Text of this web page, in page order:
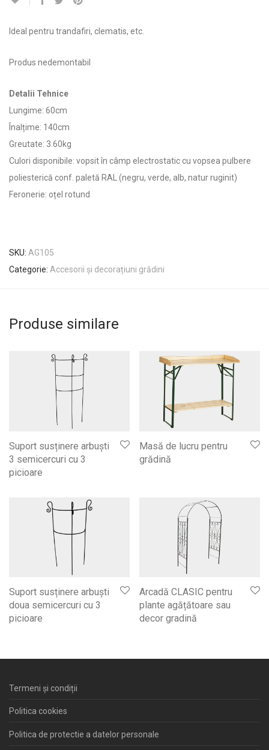
Ideal pentru trandafiri, clematis, etc.
Produs nedemontabil
Detalii Tehnice
Lungime: 60cm
Înalțime: 140cm
Greutate: 3.60kg
Culori disponibile: vopsit în câmp electrostatic cu vopsea pulbere
poliesterică conf. paletă RAL (negru, verde, alb, natur ruginit)
Feronerie: oțel rotund
SKU: AG105
Categorie: Accesorii și decorațiuni grădini
Produse similare
Suport susținere arbuști
3 semicercuri cu 3
picioare
Masă de lucru pentru
grădină
Suport susținere arbuști
doua semicercuri cu 3
picioare
Arcadă CLASIC pentru
plante agățătoare sau
decor gradină
Termeni și condiții
Politica cookies
Politica de protectie a datelor personale